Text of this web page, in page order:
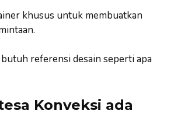
khusus untuk membuatkan
referensi desain seperti apa
Konveksi ada